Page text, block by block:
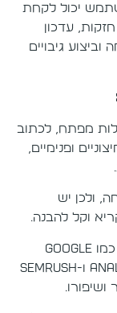
יכול לקחת
עדכון
גיבויים
מפתח, לכתוב
ופנימיים,
ולכן יש
וקל להבנה.
לניתוח נתונים ומדידת ביצועים, כלים כמו Google
Analytics, Google Search Console ו-Semrush